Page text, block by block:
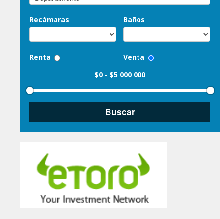
Recámaras Baños
Renta
Venta
$0 - $5 000 000